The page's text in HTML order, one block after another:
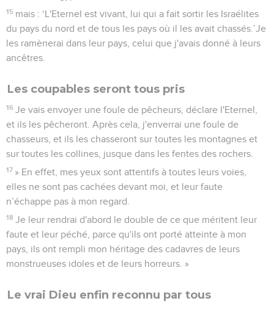
15 mais : ‘L'Eternel est vivant, lui qui a fait sortir les Israélites
du pays du nord et de tous les pays où il les avait chassés.’Je
les ramènerai dans leur pays, celui que j'avais donné à leurs
ancêtres.
Les coupables seront tous pris
16 Je vais envoyer une foule de pêcheurs, déclare l'Eternel,
et ils les pêcheront. Après cela, j'enverrai une foule de
chasseurs, et ils les chasseront sur toutes les montagnes et
sur toutes les collines, jusque dans les fentes des rochers.
17 » En effet, mes yeux sont attentifs à toutes leurs voies,
elles ne sont pas cachées devant moi, et leur faute
n’échappe pas à mon regard.
18 Je leur rendrai d'abord le double de ce que méritent leur
faute et leur péché, parce qu'ils ont porté atteinte à mon
pays, ils ont rempli mon héritage des cadavres de leurs
monstrueuses idoles et de leurs horreurs. »
Le vrai Dieu enfin reconnu par tous